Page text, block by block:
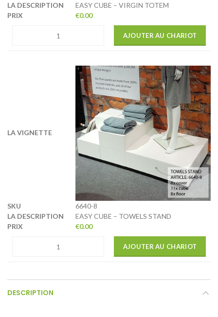
EASY CUBE – VIRGIN TOTEM
€0.00
AJOUTER AU CHARIOT
6640-8
EASY CUBE – TOWELS STAND
€0.00
AJOUTER AU CHARIOT
DESCRIPTION